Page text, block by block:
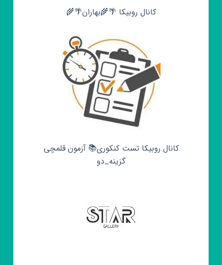
کانال روبیکا 🌴🌾بهاران🌴🌾
کانال روبیکا تست کنکوری📚 آزمون قلمچی‌‌
گزینه_دو